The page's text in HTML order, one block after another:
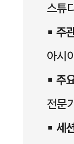
스튜
▪ 주
아시
▪ 주
전문
▪ 세